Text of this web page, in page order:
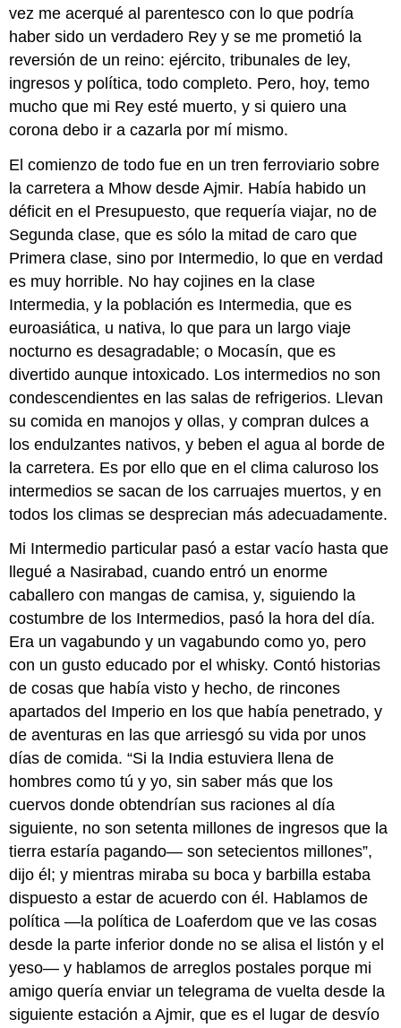
vez me acerqué al parentesco con lo que podría
haber sido un verdadero Rey y se me prometió la
reversión de un reino: ejército, tribunales de ley,
ingresos y política, todo completo. Pero, hoy, temo
mucho que mi Rey esté muerto, y si quiero una
corona debo ir a cazarla por mí mismo.
El comienzo de todo fue en un tren ferroviario sobre
la carretera a Mhow desde Ajmir. Había habido un
déficit en el Presupuesto, que requería viajar, no de
Segunda clase, que es sólo la mitad de caro que
Primera clase, sino por Intermedio, lo que en verdad
es muy horrible. No hay cojines en la clase
Intermedia, y la población es Intermedia, que es
euroasiática, u nativa, lo que para un largo viaje
nocturno es desagradable; o Mocasín, que es
divertido aunque intoxicado. Los intermedios no son
condescendientes en las salas de refrigerios. Llevan
su comida en manojos y ollas, y compran dulces a
los endulzantes nativos, y beben el agua al borde de
la carretera. Es por ello que en el clima caluroso los
intermedios se sacan de los carruajes muertos, y en
todos los climas se desprecian más adecuadamente.
Mi Intermedio particular pasó a estar vacío hasta que
llegué a Nasirabad, cuando entró un enorme
caballero con mangas de camisa, y, siguiendo la
costumbre de los Intermedios, pasó la hora del día.
Era un vagabundo y un vagabundo como yo, pero
con un gusto educado por el whisky. Contó historias
de cosas que había visto y hecho, de rincones
apartados del Imperio en los que había penetrado, y
de aventuras en las que arriesgó su vida por unos
días de comida. “Si la India estuviera llena de
hombres como tú y yo, sin saber más que los
cuervos donde obtendrían sus raciones al día
siguiente, no son setenta millones de ingresos que la
tierra estaría pagando— son setecientos millones”,
dijo él; y mientras miraba su boca y barbilla estaba
dispuesto a estar de acuerdo con él. Hablamos de
política —la política de Loaferdom que ve las cosas
desde la parte inferior donde no se alisa el listón y el
yeso— y hablamos de arreglos postales porque mi
amigo quería enviar un telegrama de vuelta desde la
siguiente estación a Ajmir, que es el lugar de desvío